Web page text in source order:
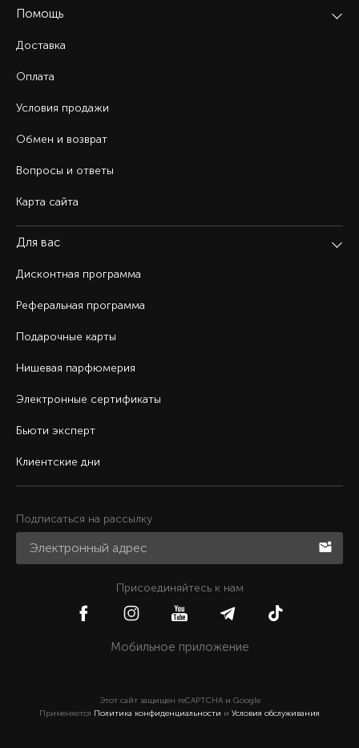
Помощь
Доставка
Оплата
Условия продажи
Обмен и возврат
Вопросы и ответы
Карта сайта
Для вас
Дисконтная программа
Реферальная программа
Подарочные карты
Нишевая парфюмерия
Электронные сертификаты
Бьюти эксперт
Клиентские дни
Подписаться на рассылку
Присоединяйтесь к нам
Мобильное приложение
Этот сайт защищен reCAPTCHA и Google
Применяется Политика конфиденциальности и Условия обслуживания